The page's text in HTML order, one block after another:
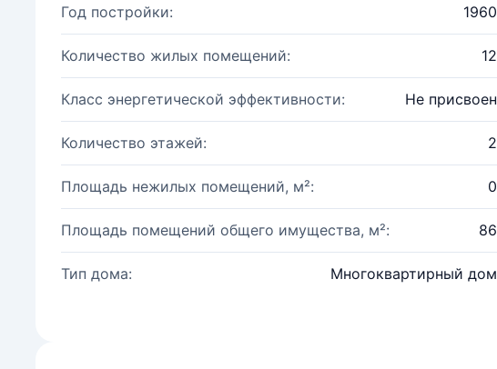
Год постройки: 1960
Количество жилых помещений: 12
Класс энергетической эффективности: Не присвоен
Количество этажей: 2
Площадь нежилых помещений, м²: 0
Площадь помещений общего имущества, м²: 86
Тип дома: Многоквартирный дом